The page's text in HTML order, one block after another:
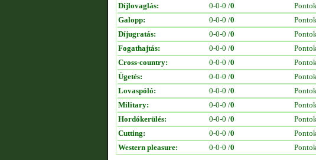
Díjlovaglás:
0-0-0 /0
Galopp:
0-0-0 /0
Díjugratás:
0-0-0 /0
Fogathajtás:
0-0-0 /0
Cross-country:
0-0-0 /0
Ügetés:
0-0-0 /0
Lovaspóló:
0-0-0 /0
Military:
0-0-0 /0
Hordókerülés:
0-0-0 /0
Cutting:
0-0-0 /0
Western pleasure:
0-0-0 /0